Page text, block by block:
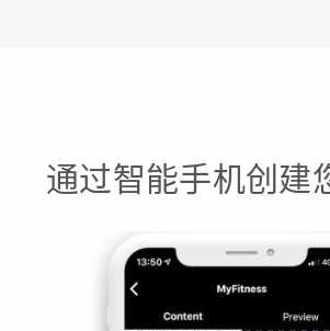
通过智能手机创建